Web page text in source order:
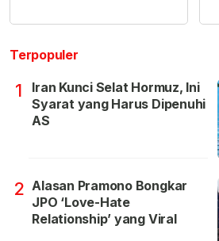
Terpopuler
1
Iran Kunci Selat Hormuz, Ini
Syarat yang Harus Dipenuhi
AS
2 Alasan Pramono Bongkar
JPO ‘Love-Hate
Relationship’ yang Viral